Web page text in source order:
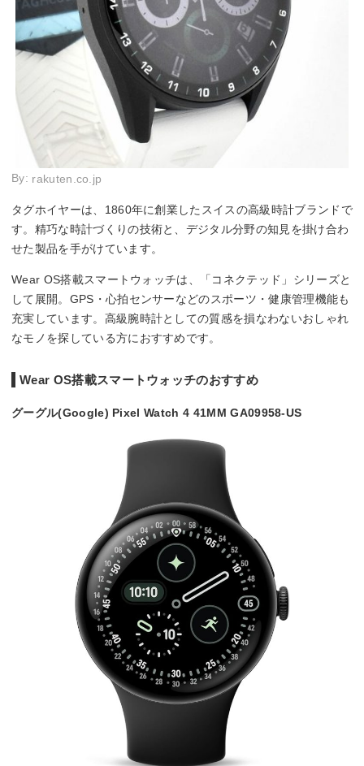
By: rakuten.co.jp
タグホイヤーは、1860年に創業したスイスの高級時計ブランドで
す。精巧な時計づくりの技術と、デジタル分野の知見を掛け合わ
せた製品を手がけています。
Wear OS搭載スマートウォッチは、「コネクテッド」シリーズと
して展開。GPS・心拍センサーなどのスポーツ・健康管理機能も
充実しています。高級腕時計としての質感を損なわないおしゃれ
なモノを探している方におすすめです。
Wear OS搭載スマートウォッチのおすすめ
グーグル(Google) Pixel Watch 4 41MM GA09958-US